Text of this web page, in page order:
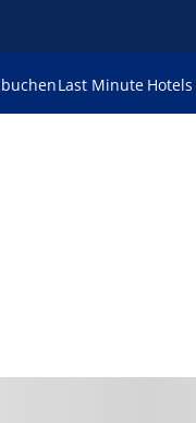
Last Minute Hotels